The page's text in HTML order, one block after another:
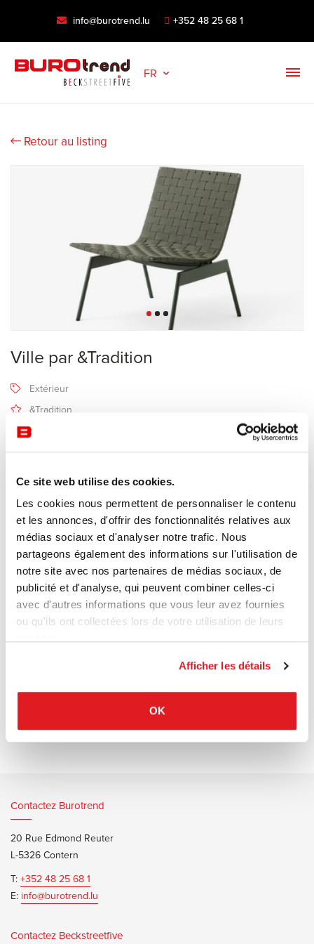
Ce site web utilise des cookies.
Les cookies nous permettent de personnaliser le contenu
et les annonces, d'offrir des fonctionnalités relatives aux
médias sociaux et d'analyser notre trafic. Nous
partageons également des informations sur l'utilisation de
notre site avec nos partenaires de médias sociaux, de
publicité et d'analyse, qui peuvent combiner celles-ci
avec d'autres informations que vous leur avez fournies
ou qu'ils ont collectées lors de votre utilisation de leurs
Afficher les détails
OK
info@burotrend.lu +352 48 25 68 1
FR
Retour au listing
Ville par &Tradition
Extérieur
&Tradition
Description
À la recherche de l'équilibre parfait entre solidité et douceur, le
fauteuil Ville d'Anderssen & Voll incarne les principes fondateurs
de la collection. Véritable point de départ de la série, ce modèle de
fauteuil offre une expérience de détente avec un excellent
maintien, rehaussant ainsi les aspects esthétiques et fonctionnels
Ville Brochure
Contactez Burotrend
20 Rue Edmond Reuter
L-5326 Contern
T:+352 48 25 68 1
E: info@burotrend.lu
Contactez Beckstreetfive